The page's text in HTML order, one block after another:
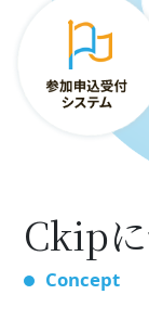
Ckip
Concept